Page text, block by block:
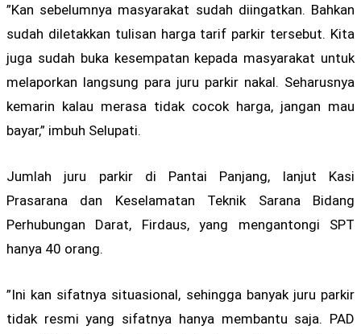
”Kan sebelumnya masyarakat sudah diingatkan. Bahkan
sudah diletakkan tulisan harga tarif parkir tersebut. Kita
juga sudah buka kesempatan kepada masyarakat untuk
melaporkan langsung para juru parkir nakal. Seharusnya
kemarin kalau merasa tidak cocok harga, jangan mau
bayar,” imbuh Selupati.
Jumlah juru parkir di Pantai Panjang, lanjut Kasi
Prasarana dan Keselamatan Teknik Sarana Bidang
Perhubungan Darat, Firdaus, yang mengantongi SPT
hanya 40 orang.
”Ini kan sifatnya situasional, sehingga banyak juru parkir
tidak resmi yang sifatnya hanya membantu saja. PAD